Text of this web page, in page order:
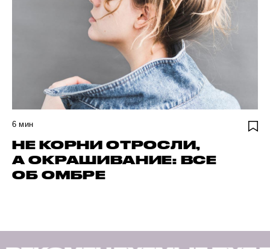
6 мин
НЕ КОРНИ ОТРОСЛИ,
А ОКРАШИВАНИЕ: ВСЕ
ОБ ОМБРЕ